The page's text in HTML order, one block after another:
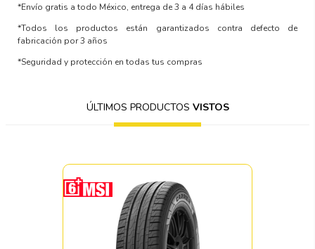
*Envío gratis a todo México, entrega de 3 a 4 días hábiles
*Todos los productos están garantizados contra defecto de
fabricación por 3 años
*Seguridad y protección en todas tus compras
ÚLTIMOS PRODUCTOS VISTOS